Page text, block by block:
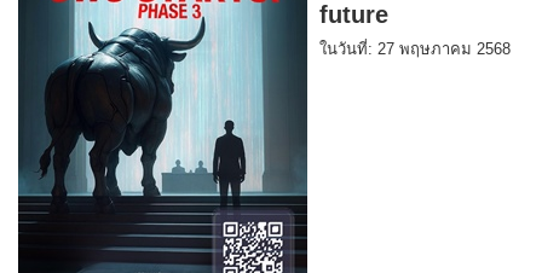
future
ในวันที่: 27 พฤษภาคม 2568